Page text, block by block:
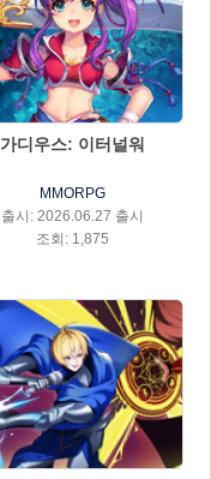
가디우스: 이터널워
MMORPG
출시: 2026.06.27 출시
조회: 1,875